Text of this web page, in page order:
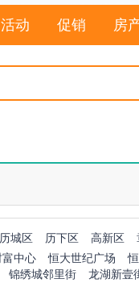
活动 促销 房
历城区 历下区 高新区
中心 恒大世纪广场
锦绣城邻里街 龙湖新壹